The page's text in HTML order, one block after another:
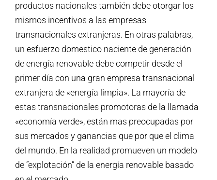
productos nacionales también debe otorgar los
mismos incentivos a las empresas
transnacionales extranjeras. En otras palabras,
un esfuerzo domestico naciente de generación
de energía renovable debe competir desde el
primer día con una gran empresa transnacional
extranjera de «energía limpia». La mayoría de
estas transnacionales promotoras de la llamada
«economía verde», están mas preocupadas por
sus mercados y ganancias que por que el clima
del mundo. En la realidad promueven un modelo
de “explotación” de la energía renovable basado